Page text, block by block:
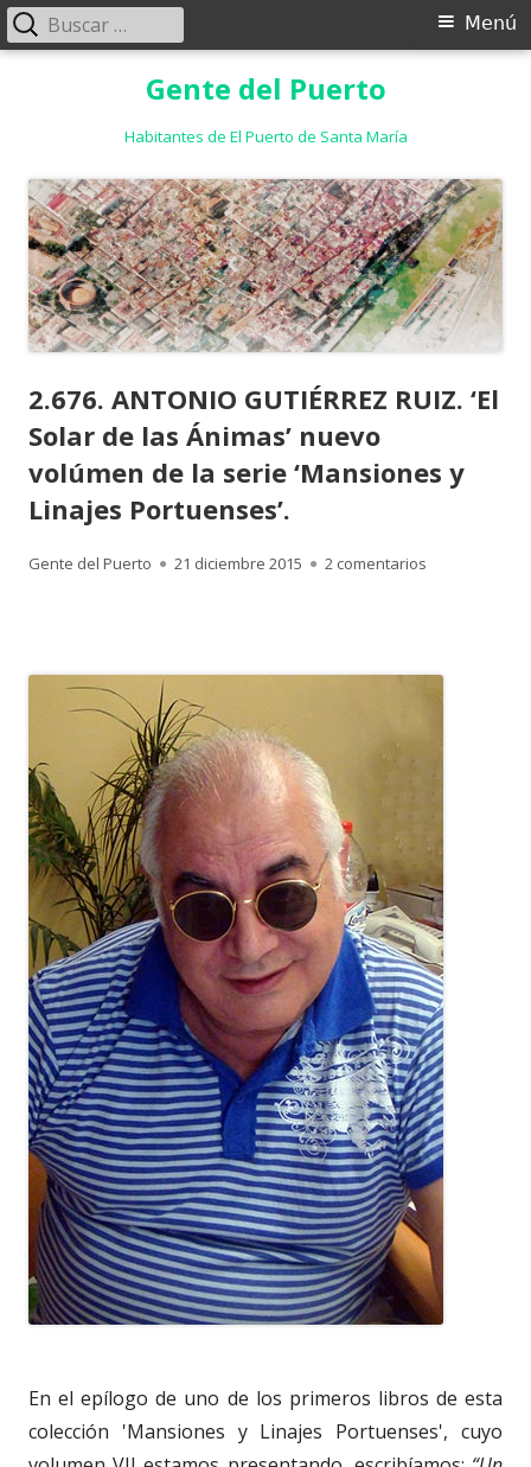
Gente del Puerto
Habitantes de El Puerto de Santa María
Menú
Menú
Buscar:
2.676. ANTONIO GUTIÉRREZ RUIZ. ‘El
Solar de las Ánimas’ nuevo
volúmen de la serie ‘Mansiones y
Linajes Portuenses’.
Autor
Gente del Puerto
Publicado
21 diciembre 2015 2 comentarios
En el epílogo de uno de los primeros libros de esta
colección 'Mansiones y Linajes Portuenses', cuyo